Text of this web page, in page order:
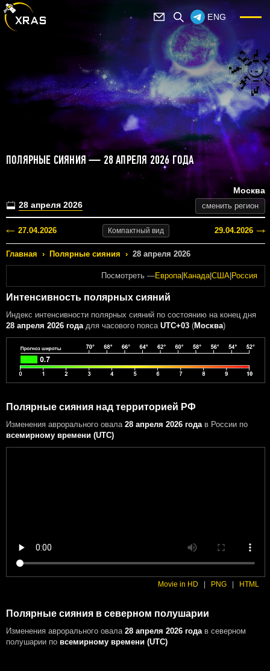
ENG
ПОЛЯРНЫЕ СИЯНИЯ — 28 АПРЕЛЯ 2026 ГОДА
28 апреля 2026
Москва
сменить регион
27.04.2026 Компактный вид 29.04.2026
Главная › Полярные сияния › 28 апреля 2026
Посмотреть —Европа| Канада|США Россия
Интенсивность полярных сияний
Индекс интенсивности полярных сияний по состоянию на конец дня
28 апреля 2026 годадля часового пояса UTC+03 (Москва)
Полярные сияния над территорией РФ
Изменения аврорального овала 28 апреля 2026 годав России по
всемирному времени (UTC)
Movie in HD PNG HTML
Полярные сияния в северном полушарии
Изменения аврорального овала 28 апреля 2026 годав северном
полушарии по всемирному времени (UTC)